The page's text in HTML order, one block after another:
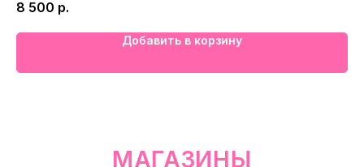
8 500 р.
Добавить в корзину
+7 (922) 030-63-11
с 10-00 до 21-00